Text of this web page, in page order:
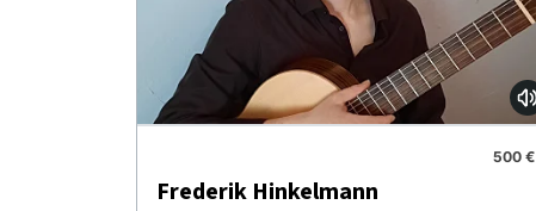
500 €
Frederik Hinkelmann